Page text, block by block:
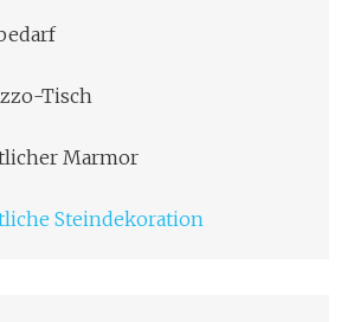
Tisch
Marmor
Steindekoration